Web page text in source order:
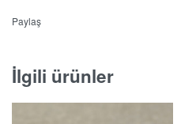
Paylaş
İlgili ürünler